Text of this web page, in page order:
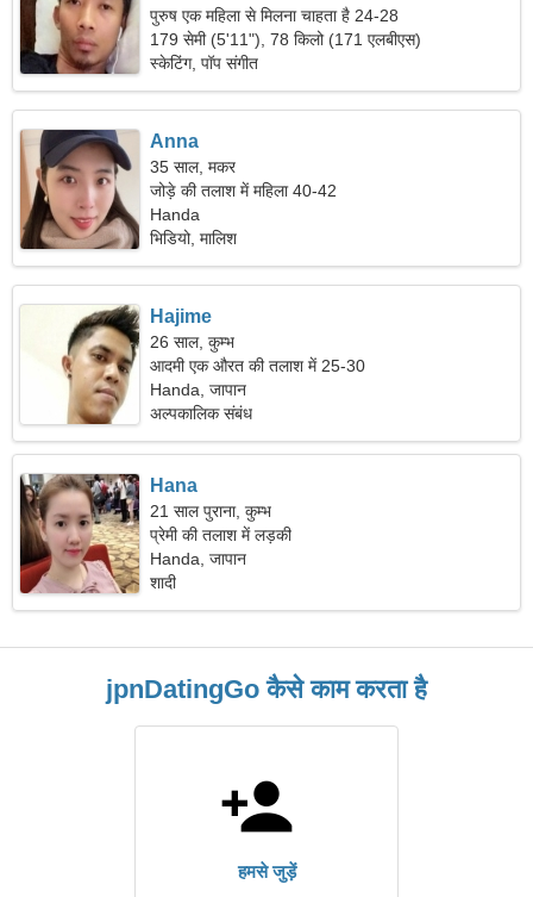
पुरुष एक महिला से मिलना चाहता है 24-28
179 सेमी (5'11"), 78 किलो (171 एलबीएस)
स्केटिंग, पॉप संगीत
Anna
35 साल, मकर
जोड़े की तलाश में महिला 40-42
Handa
भिडियो, मालिश
Hajime
26 साल, कुम्भ
आदमी एक औरत की तलाश में 25-30
Handa, जापान
अल्पकालिक संबंध
Hana
21 साल पुराना, कुम्भ
प्रेमी की तलाश में लड़की
Handa, जापान
शादी
jpnDatingGo कैसे काम करता है
हमसे जुड़ें